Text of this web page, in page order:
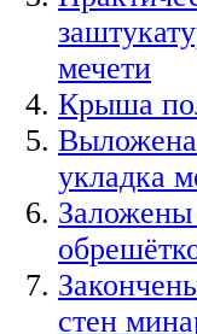
мечети
Крыша
Выложена
укладка
стен